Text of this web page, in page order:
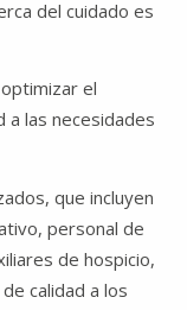
del cuidado es
el
a las necesidades
que incluyen
personal de
de hospicio,
calidad a los